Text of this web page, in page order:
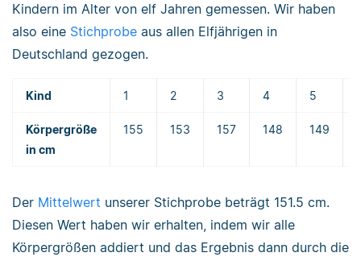
Kindern im Alter von elf Jahren gemessen. Wir haben
also eine Stichprobe aus allen Elfjährigen in
Deutschland gezogen.
Kind 1 2 3 4 5
Körpergröße
in cm
155 153 157 148 149
Der Mittelwert unserer Stichprobe beträgt 151.5 cm.
Diesen Wert haben wir erhalten, indem wir alle
Körpergrößen addiert und das Ergebnis dann durch die